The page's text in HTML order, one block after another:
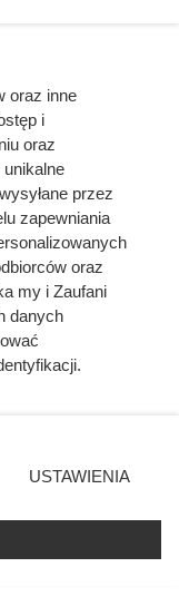
oraz inne
i
oraz
przez
zapewniania
oraz
my i Zaufani
danych
prywatności
Niektóre
się takiemu
tylko
USTAWIENIA